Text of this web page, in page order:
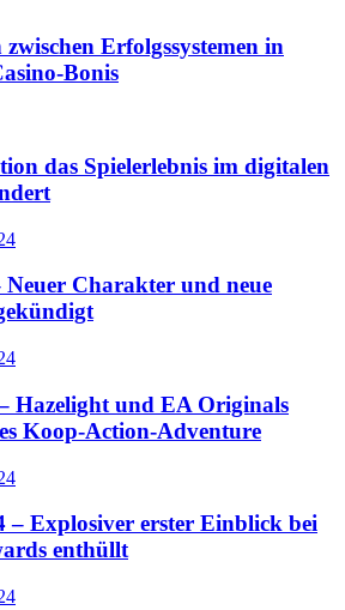
Erfolgssystemen in
das Spielerlebnis im digitalen
Charakter und neue
Hazelight und EA Originals
Koop-Action-Adventure
– Explosiver erster Einblick bei
enthüllt